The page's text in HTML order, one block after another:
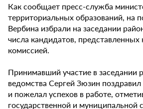
Как сообщает пресс-служба
территориальных образований, на
Вербина избрали на заседании
числа кандидатов, представленных
комиссией.
Принимавший участие в заседании
ведомства Сергей Зюзин поздравил
и пожелал успехов в работе,
государственной и